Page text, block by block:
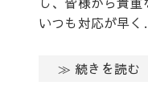
いつも対応が早
≫ 続きを読む